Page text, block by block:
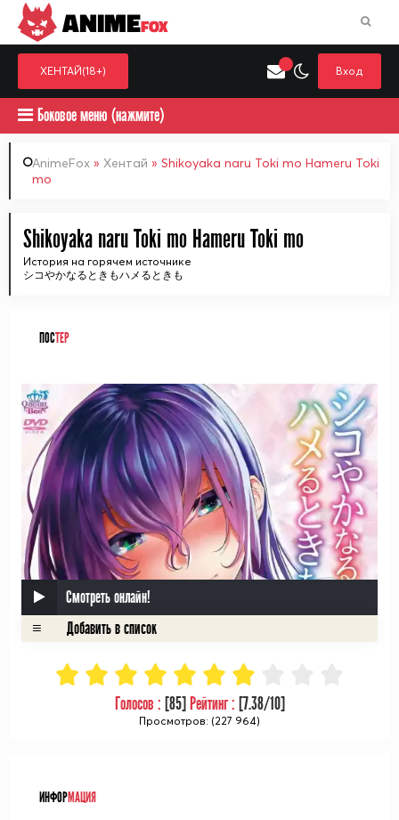
Выберите одну категорию для поиска
ANIMEFOX
ХЕНТАЙ(18+) Вход
Боковое меню (нажмите)
AnimeFox » Хентай » Shikoyaka naru Toki mo Hameru Toki
mo
Shikoyaka naru Toki mo Hameru Toki mo
История на горячем источнике
シコやかなるときもハメるときも
ПОСТЕР
Смотреть онлайн!
Голосов : [85] Рейтинг : [7.38/10]
Просмотров: (227 964)
ИНФОРМАЦИЯ